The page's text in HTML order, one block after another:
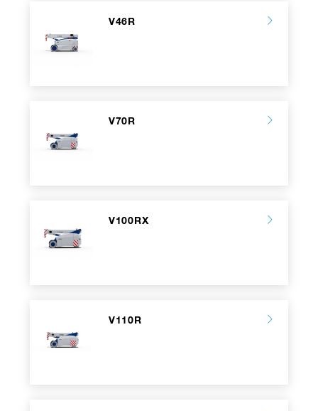
V46R
V70R
V100RX
V110R